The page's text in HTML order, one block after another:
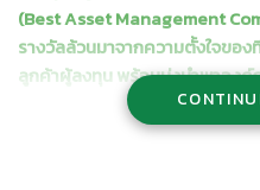
(Best Asset Management
รางวัลล้วนมาจากความตั้งใจขอ
ลูกค้าผู้ลงทุน พร้อมมุ่งนำพาองค์
Investment House และเน้นกา